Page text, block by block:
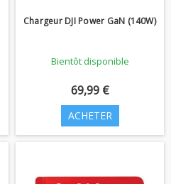
Chargeur DJI Power GaN (140W)
Bientôt disponible
69,99 €
ACHETER